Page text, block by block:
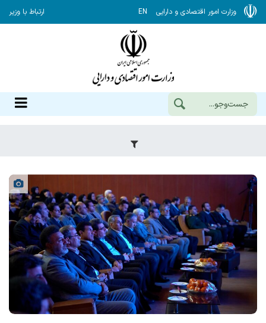
وزارت امور اقتصادی و دارایی EN ارتباط با وزیر